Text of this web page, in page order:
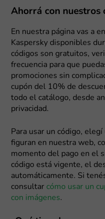
Ahorrá con nuestros
En nuestra página vas a
Kaspersky disponibles
códigos son gratuitos,
frecuencia para que
promociones sin
cupón del 10% de
todo el catálogo, desde
privacidad.
Para usar un código,
figuran en nuestra web,
momento del pago en el
código está vigente, el
automáticamente. Si
consultar cómo usar un
con imágenes.